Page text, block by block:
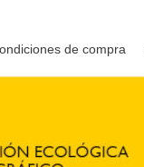
de compra